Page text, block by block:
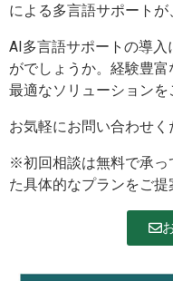
による多言語サポートが
AI多言語サポートの導
がでしょうか。経験豊
最適なソリューションを
お気軽にお問い合わせく
※初回相談は無料で承っ
た具体的なプランをご提